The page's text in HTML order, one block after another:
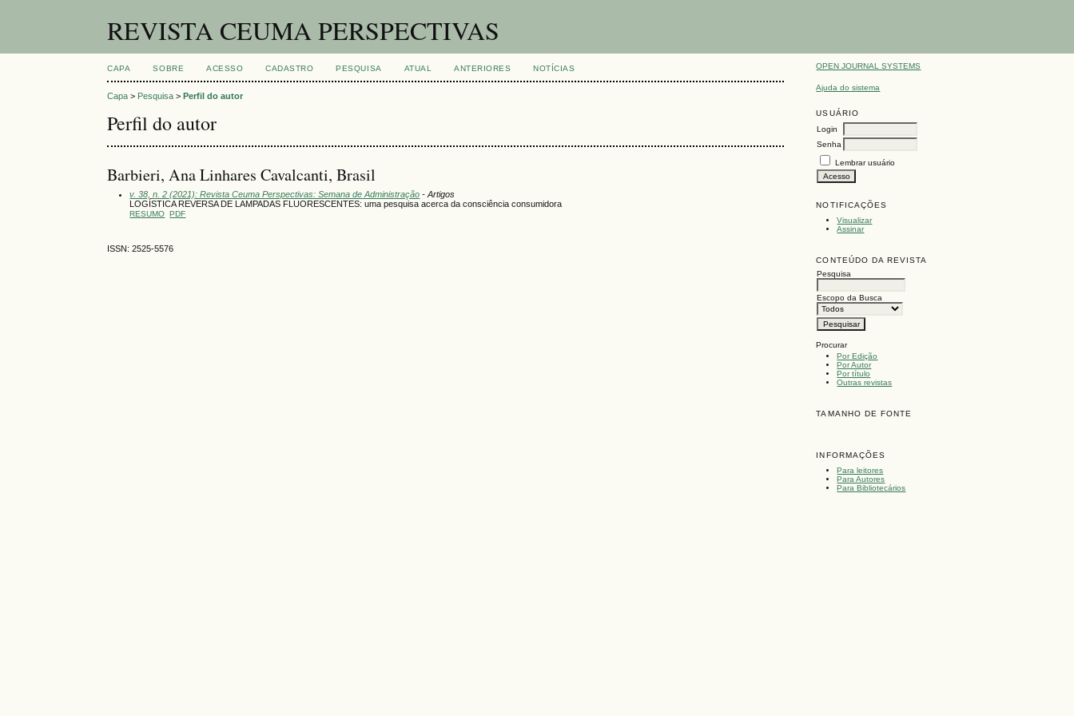
REVISTA CEUMA PERSPECTIVAS
OPEN JOURNAL SYSTEMS
Ajuda do sistema
USUÁRIO
Login
Senha
Lembrar usuário
NOTIFICAÇÕES
Visualizar
Assinar
CONTEÚDO DA REVISTA
Pesquisa
Escopo da Busca
Procurar
Por Edição
Por Autor
Por título
Outras revistas
TAMANHO DE FONTE
INFORMAÇÕES
Para leitores
Para Autores
Para Bibliotecários
CAPA SOBRE ACESSO CADASTRO PESQUISA ATUAL ANTERIORES NOTÍCIAS
Capa > Pesquisa >Perfil do autor
Perfil do autor
Barbieri, Ana Linhares Cavalcanti, Brasil
v. 38, n. 2 (2021): Revista Ceuma Perspectivas: Semana de Administração - Artigos
LOGÍSTICA REVERSA DE LAMPADAS FLUORESCENTES: uma pesquisa acerca da consciência consumidora
RESUMO PDF
ISSN: 2525-5576